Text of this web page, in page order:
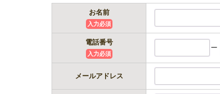
お名前
入力必須
電話番号
入力必須
ー
メールアドレス